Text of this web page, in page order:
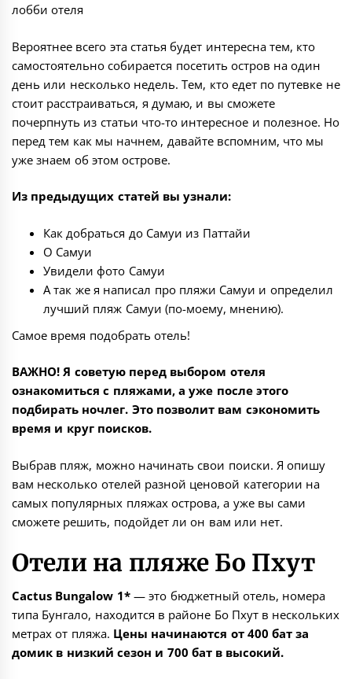
лобби отеля
Вероятнее всего эта статья будет интересна тем, кто
самостоятельно собирается посетить остров на один
день или несколько недель. Тем, кто едет по путевке не
стоит расстраиваться, я думаю, и вы сможете
почерпнуть из статьи что-то интересное и полезное. Но
перед тем как мы начнем, давайте вспомним, что мы
уже знаем об этом острове.
Из предыдущих статей вы узнали:
Как добраться до Самуи из Паттайи
О Самуи
Увиделифото Самуи
А так же я написал про пляжи Самуи и определил
лучший пляж Самуи (по-моему, мнению).
Самое время подобрать отель!
ВАЖНО! Я советую перед выбором отеля
ознакомиться с пляжами, а уже после этого
подбирать ночлег. Это позволит вам сэкономить
время и круг поисков.
Выбрав пляж, можно начинать свои поиски. Я опишу
вам несколько отелей разной ценовой категории на
самых популярных пляжах острова, а уже вы сами
сможете решить, подойдет ли он вам или нет.
Отели на пляже Бо Пхут
Cactus Bungalow 1* — это бюджетный отель, номера
типа Бунгало, находится в районе Бо Пхут в нескольких
метрах от пляжа. Цены начинаются от 400 бат за
домик в низкий сезон и 700 бат в высокий.